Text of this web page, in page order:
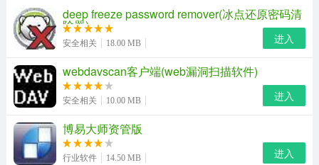
deep freeze password remover(冰点还原密码清
除器)
安全相关 18.00 MB 进入
webdavscan客户端(web漏洞扫描软件)
安全相关 10.00 MB 进入
博易大师资管版
行业软件 14.50 MB 进入